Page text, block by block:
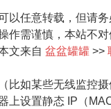
以任意转载，但请
作需谨慎，本站不对
文来自 盆盆罐罐 >>
比如某些无线监控
上设置静态 IP（